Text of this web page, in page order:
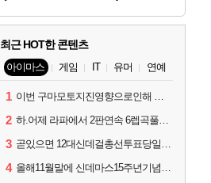
최근 HOT한 콘텐츠
아이마스 게임 IT 유머 연예
1 이번 구마모토지진영향으로인해 아이돌 커뮤니케이션 매일 게시물이 중단된다고하네요ㅠ
2 하.어제 라파에서 2판연속 6렙곡풀콤못했네요.
3 곧있으면 12대신데걸총선투표당일이네요.
4 올해11월말에 신데마스15주년기념 라이브를 하네요